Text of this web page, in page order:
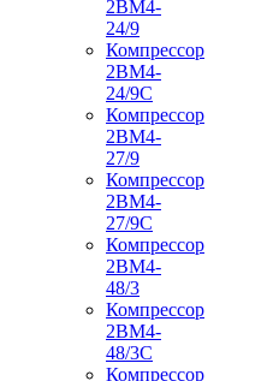
2ВМ4-
24/9
Компрессор
2ВМ4-
24/9С
Компрессор
2ВМ4-
27/9
Компрессор
2ВМ4-
27/9С
Компрессор
2ВМ4-
48/3
Компрессор
2ВМ4-
48/3С
Компрессор